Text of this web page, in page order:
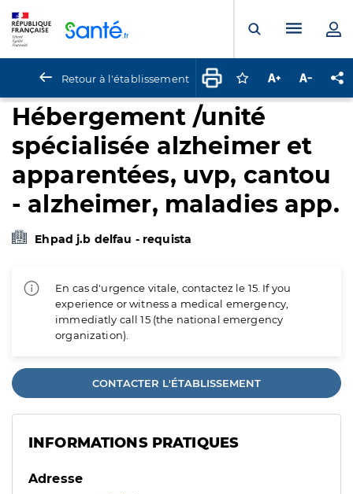
Ouvrir laMenu
Retour à l'établissement Connectez-vous
Augmenter la
Hébergement /unité
spécialisée alzheimer et
apparentées, uvp, cantou
- alzheimer, maladies app.
Ehpad j.b delfau - requista
En cas d'urgence vitale, contactez le 15. If you
experience or witness a medical emergency,
immediatly call 15 (the national emergency
organization).
CONTACTER L'ÉTABLISSEMENT
INFORMATIONS PRATIQUES
Adresse